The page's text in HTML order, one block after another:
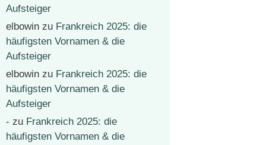
Aufsteiger
elbowin zu Frankreich 2025: die
häufigsten Vornamen & die
Aufsteiger
elbowin zu Frankreich 2025: die
häufigsten Vornamen & die
Aufsteiger
- zu Frankreich 2025: die
häufigsten Vornamen & die